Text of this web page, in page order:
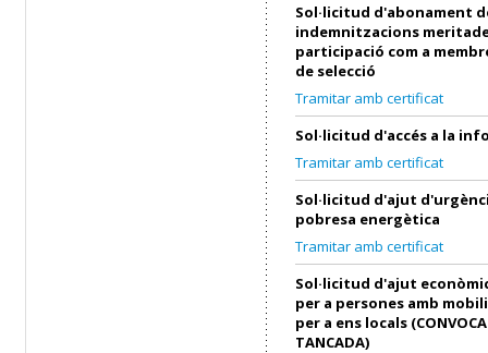
Sol·licitud d'abonament
indemnitzacions
participació com a
de selecció
Tramitar amb certificat
Sol·licitud d'accés a la
Tramitar amb certificat
Sol·licitud d'ajut
pobresa energètica
Tramitar amb certificat
Sol·licitud d'ajut
per a persones amb
per a ens locals
TANCADA)